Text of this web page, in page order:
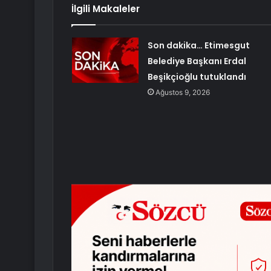
İlgili Makaleler
Son dakika… Etimesgut
Belediye Başkanı Erdal
Beşikçioğlu tutuklandı
Ağustos 9, 2026